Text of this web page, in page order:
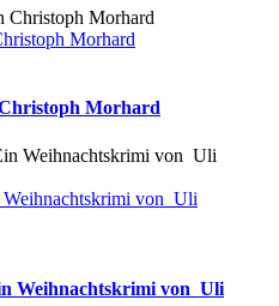
Morhard
Morhard
Weihnachtskrimi von Uli
Weihnachtskrimi von Uli